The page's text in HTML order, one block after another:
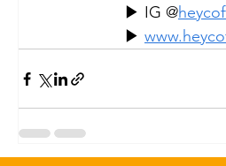
▶ IG @
▶